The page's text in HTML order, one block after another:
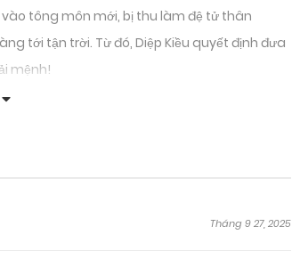
tông môn mới, bị thu làm đệ tử thân
tới tận trời. Từ đó, Diệp Kiều quyết định đưa
mệnh!
Tháng 9 27, 2025